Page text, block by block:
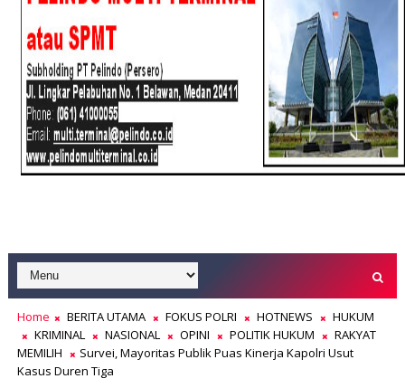
Home BERITA UTAMA FOKUS POLRI HOTNEWS
HUKUM
KRIMINAL
NASIONAL OPINI POLITIK HUKUM
RAKYAT
MEMILIH
Survei, Mayoritas Publik Puas Kinerja Kapolri Usut
Kasus Duren Tiga